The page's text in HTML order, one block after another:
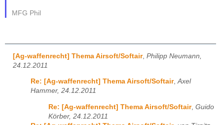
MFG Phil
[Ag-waffenrecht] Thema Airsoft/Softair, Philipp Neumann,
24.12.2011
Re: [Ag-waffenrecht] Thema Airsoft/Softair,Axel
Hammer, 24.12.2011
Re: [Ag-waffenrecht] Thema Airsoft/Softair, Guido
Körber, 24.12.2011